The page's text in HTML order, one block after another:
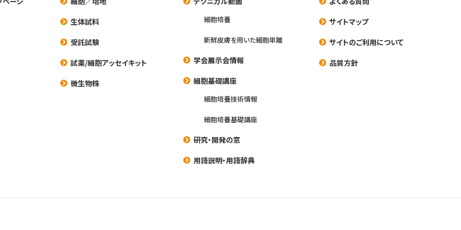
生体試料
受託試験
試薬/細胞アッセイキット
微生物株
細胞培養
新鮮皮膚を用いた細胞単離
学会展示会情報
細胞基礎講座
細胞培養技術情報
細胞培養基礎講座
研究・開発の窓
用語説明・用語辞典
サイトマップ
サイトのご利用について
品質方針